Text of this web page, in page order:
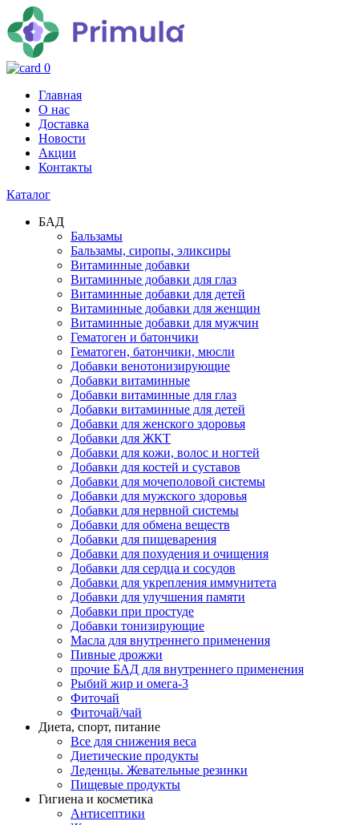
0
Главная
О нас
Доставка
Новости
Акции
Контакты
Каталог
БАД
Бальзамы
Бальзамы, сиропы, эликсиры
Витаминные добавки
Витаминные добавки для глаз
Витаминные добавки для детей
Витаминные добавки для женщин
Витаминные добавки для мужчин
Гематоген и батончики
Гематоген, батончики, мюсли
Добавки венотонизирующие
Добавки витаминные
Добавки витаминные для глаз
Добавки витаминные для детей
Добавки для женского здоровья
Добавки для ЖКТ
Добавки для кожи, волос и ногтей
Добавки для костей и суставов
Добавки для мочеполовой системы
Добавки для мужского здоровья
Добавки для нервной системы
Добавки для обмена веществ
Добавки для пищеварения
Добавки для похудения и очищения
Добавки для сердца и сосудов
Добавки для укрепления иммунитета
Добавки для улучшения памяти
Добавки при простуде
Добавки тонизирующие
Масла для внутреннего применения
Пивные дрожжи
прочие БАД для внутреннего применения
Рыбий жир и омега-3
Фиточай
Фиточай/чай
Диета, спорт, питание
Все для снижения веса
Диетические продукты
Леденцы. Жевательные резинки
Пищевые продукты
Гигиена и косметика
Антисептики